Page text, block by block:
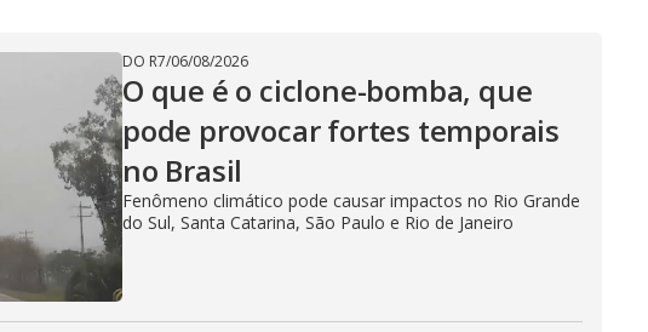
V
i
DO R7/06/08/2026
O que é o ciclone-bomba, que
pode provocar fortes temporais
no Brasil
Fenômeno climático pode causar impactos no Rio Grande
do Sul, Santa Catarina, São Paulo e Rio de Janeiro